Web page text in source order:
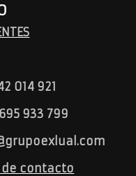
014 921
933 799
contacto